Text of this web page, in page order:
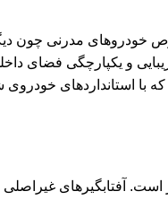
خودروهای مدرنی چون
و یکپارچگی فضای
با استانداردهای خودروی
است. آفتابگیرهای